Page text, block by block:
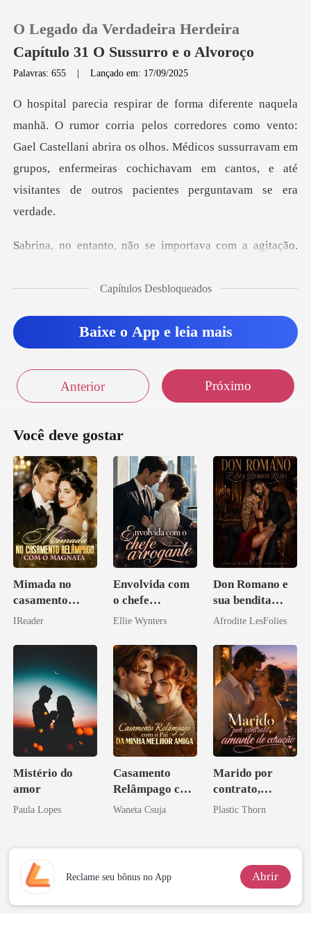
0
Loja
O Legado da Verdadeira Herdeira
Capítulo 31 O Sussurro e o Alvoroço
Palavras: 655 |Lançado em: 17/09/2025
ores como vento:
Gael Castellani abrira os olhos. Médicos sussurravam em
grupos, enfermei
e importava com a agitação
Capítulos Desbloqueados
Baixe o App e leia mais
Anterior Próximo
Você deve gostar
Mimada no
casamento
relâmpago com
IReader
Envolvida com
o chefe
arrogante
Ellie Wynters
Don Romano e
sua bendita
ruína
Afrodite LesFolies
Mistério do
amor
Paula Lopes
Casamento
Relâmpago com
o Pai da Minha
Waneta Csuja
Marido por
contrato,
amante de
Plastic Thorn
Reclame seu bônus no App Abrir